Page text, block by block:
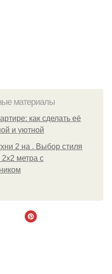
материалы
как сделать её
и уютной
2 на . Выбор стиля
2х2 метра с